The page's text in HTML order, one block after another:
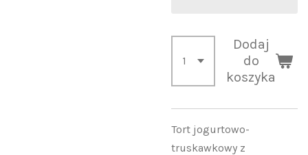
Dodaj
do
koszyka
Tort jogurtowo-
truskawkowy z